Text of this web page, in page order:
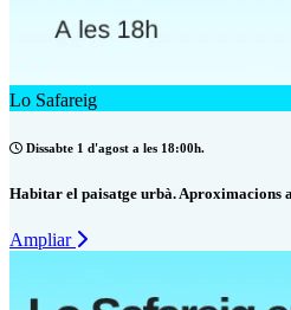
Lo Safareig
Dissabte 1 d'agost a les 18:00h.
Habitar el paisatge urbà. Aproximacions
Ampliar